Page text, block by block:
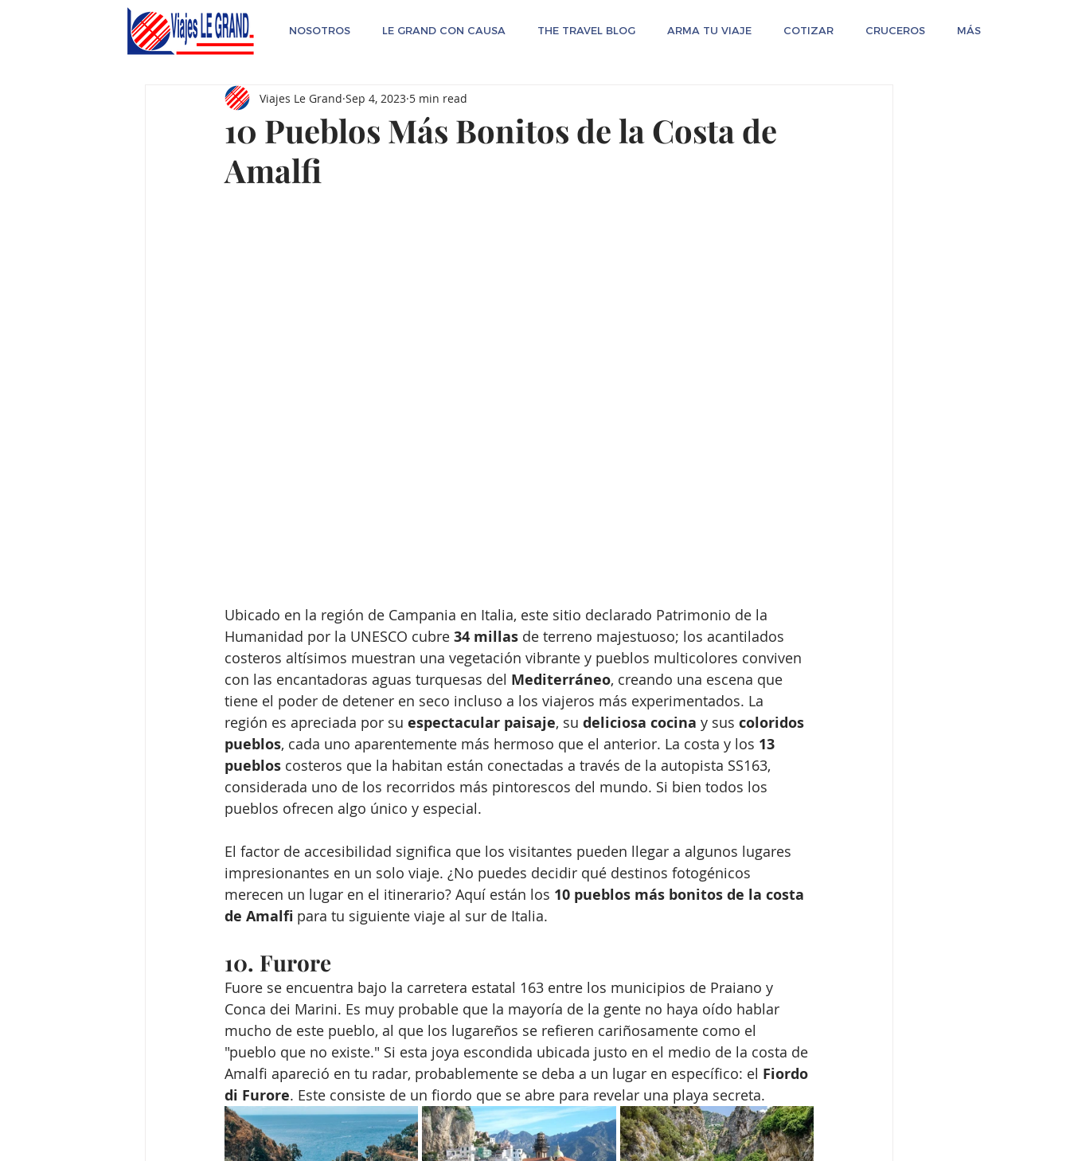
NOSOTROS LE GRAND CON CAUSA THE TRAVEL BLOG ARMA TU VIAJE COTIZAR CRUCEROS MÁS
10 Pueblos Más Bonitos de la Costa de
Amalfi
Viajes Le Grand Sep 4, 2023 5 min read
Ubicado en la región de Campania en Italia, este sitio declarado Patrimonio de la
Humanidad por la UNESCO cubre 34 millas de terreno majestuoso; los acantilados
costeros altísimos muestran una vegetación vibrante y pueblos multicolores conviven
con las encantadoras aguas turquesas del Mediterráneo, creando una escena que
tiene el poder de detener en seco incluso a los viajeros más experimentados. La
región es apreciada por su espectacular paisaje, su deliciosa cocina y sus coloridos
pueblos, cada uno aparentemente más hermoso que el anterior. La costa y los 13
pueblos costeros que la habitan están conectadas a través de la autopista SS163,
considerada uno de los recorridos más pintorescos del mundo. Si bien todos los
pueblos ofrecen algo único y especial.
El factor de accesibilidad significa que los visitantes pueden llegar a algunos lugares
impresionantes en un solo viaje. ¿No puedes decidir qué destinos fotogénicos
merecen un lugar en el itinerario? Aquí están los 10 pueblos más bonitos de la costa
de Amalfi para tu siguiente viaje al sur de Italia.
10. Furore
Fuore se encuentra bajo la carretera estatal 163 entre los municipios de Praiano y
Conca dei Marini. Es muy probable que la mayoría de la gente no haya oído hablar
mucho de este pueblo, al que los lugareños se refieren cariñosamente como el
"pueblo que no existe." Si esta joya escondida ubicada justo en el medio de la costa de
Amalfi apareció en tu radar, probablemente se deba a un lugar en específico: el Fiordo
di Furore. Este consiste de un fiordo que se abre para revelar una playa secreta.